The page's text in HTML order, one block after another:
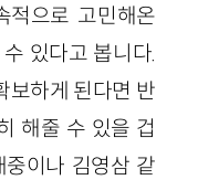
적으로 고민해온
있다고 봅니다.
보하게 된다면 반
해줄 수 있을 겁
이나 김영삼 같